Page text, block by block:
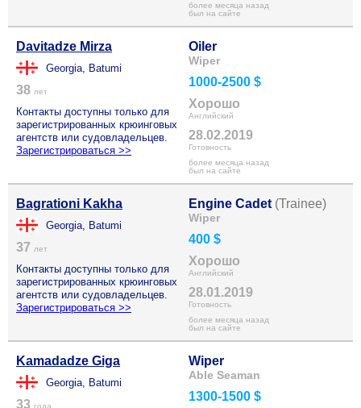
более месяца назад
был на сайте
Davitadze Mirza
Georgia, Batumi
38 лет
Контакты доступны только для
зарегистрированных крюинговых
агентств или судовладельцев.
Зарегистрироваться >>
Oiler
Wiper
1000-2500 $
Хорошо
Английский
28.02.2019
Готовность
более месяца назад
был на сайте
Bagrationi Kakha
Georgia, Batumi
37 лет
Контакты доступны только для
зарегистрированных крюинговых
агентств или судовладельцев.
Зарегистрироваться >>
Engine Cadet (Trainee)
Wiper
400 $
Хорошо
Английский
28.01.2019
Готовность
более месяца назад
был на сайте
Kamadadze Giga
Georgia, Batumi
33 года
Wiper
Able Seaman
1300-1500 $